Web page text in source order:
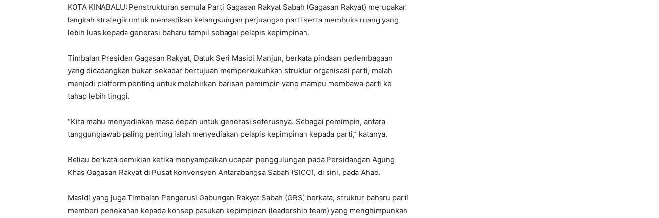
KOTA KINABALU: Penstrukturan semula Parti Gagasan Rakyat Sabah (Gagasan Rakyat) merupakan
langkah strategik untuk memastikan kelangsungan perjuangan parti serta membuka ruang yang
lebih luas kepada generasi baharu tampil sebagai pelapis kepimpinan.
Timbalan Presiden Gagasan Rakyat, Datuk Seri Masidi Manjun, berkata pindaan perlembagaan
yang dicadangkan bukan sekadar bertujuan memperkukuhkan struktur organisasi parti, malah
menjadi platform penting untuk melahirkan barisan pemimpin yang mampu membawa parti ke
tahap lebih tinggi.
“Kita mahu menyediakan masa depan untuk generasi seterusnya. Sebagai pemimpin, antara
tanggungjawab paling penting ialah menyediakan pelapis kepimpinan kepada parti,” katanya.
Beliau berkata demikian ketika menyampaikan ucapan penggulungan pada Persidangan Agung
Khas Gagasan Rakyat di Pusat Konvensyen Antarabangsa Sabah (SICC), di sini, pada Ahad.
Masidi yang juga Timbalan Pengerusi Gabungan Rakyat Sabah (GRS) berkata, struktur baharu parti
memberi penekanan kepada konsep pasukan kepimpinan (leadership team) yang menghimpunkan